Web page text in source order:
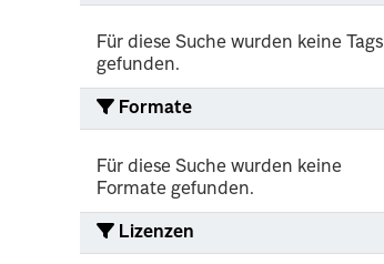
Für diese Suche wurden keine Tags
gefunden.
Formate
Für diese Suche wurden keine
Formate gefunden.
Lizenzen